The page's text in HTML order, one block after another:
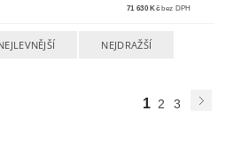
71 630 Kč bez DPH
NEJDRAŽŠÍ
1 2
3